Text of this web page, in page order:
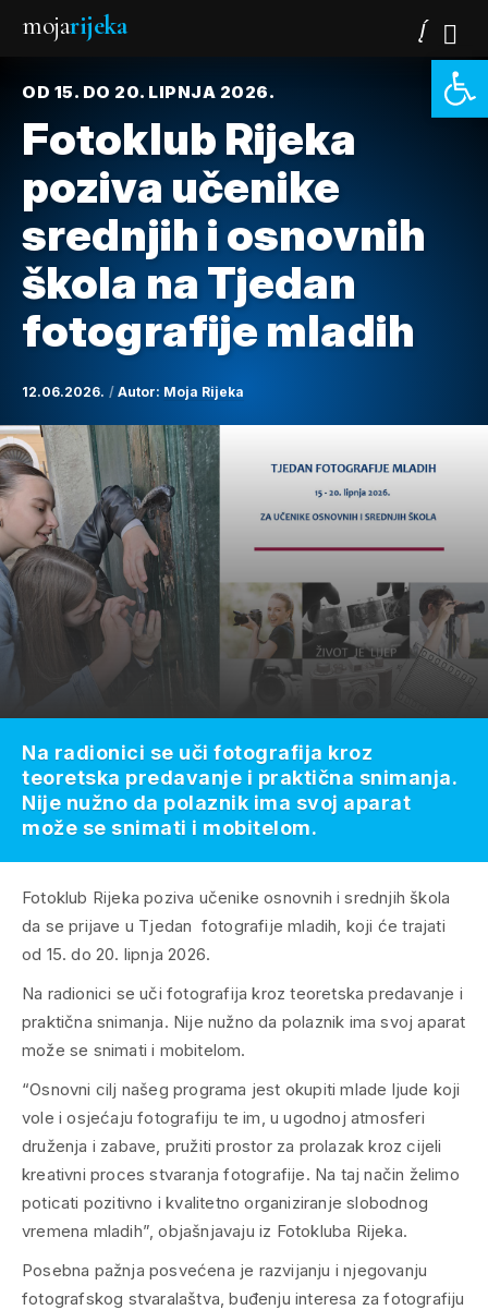
mojarijeka
OD 15. DO 20. LIPNJA 2026.
Fotoklub Rijeka
poziva učenike
srednjih i osnovnih
škola na Tjedan
fotografije mladih
12.06.2026. Autor: Moja Rijeka
Fotoklub Rijeka poziva učenike osnovnih i srednjih škola
da se prijave u Tjedan fotografije mladih, koji će trajati
od 15. do 20. lipnja 2026.
Na radionici se uči fotografija kroz teoretska predavanje i
praktična snimanja. Nije nužno da polaznik ima svoj aparat
može se snimati i mobitelom.
“Osnovni cilj našeg programa jest okupiti mlade ljude koji
vole i osjećaju fotografiju te im, u ugodnoj atmosferi
druženja i zabave, pružiti prostor za prolazak kroz cijeli
kreativni proces stvaranja fotografije. Na taj način želimo
poticati pozitivno i kvalitetno organiziranje slobodnog
vremena mladih”, objašnjavaju iz Fotokluba Rijeka.
Posebna pažnja posvećena je razvijanju i njegovanju
fotografskog stvaralaštva, buđenju interesa za fotografiju
Na radionici se uči fotografija kroz
teoretska predavanje i praktična snimanja.
Nije nužno da polaznik ima svoj aparat
može se snimati i mobitelom.